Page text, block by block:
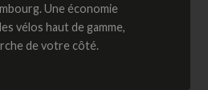
Une économie
vélos haut de gamme,
de votre côté.